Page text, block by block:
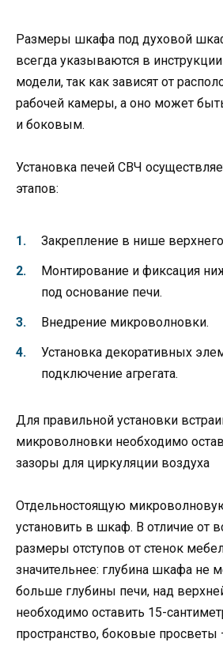
Размеры шкафа под духовой
всегда указываются в
модели, так как зависят от
рабочей камеры, а оно может
и боковым.
Установка печей СВЧ
этапов:
Закрепление в нише
Монтирование и фиксация
под основание печи.
Внедрение микроволновки.
Установка декоративных
подключение агрегата.
Для правильной установки
микроволновки необходимо
зазоры для циркуляции воздуха
Отдельностоящую
установить в шкаф. В отличие от
размеры отступов от стенок
значительнее: глубина шкафа не
больше глубины печи, над
необходимо оставить 15-
пространство, боковые